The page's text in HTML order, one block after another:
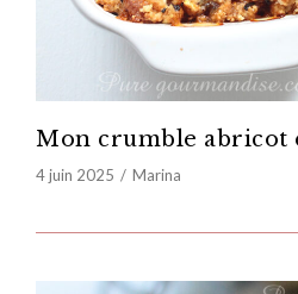
Mon crumble abricot
4 juin 2025 Marina